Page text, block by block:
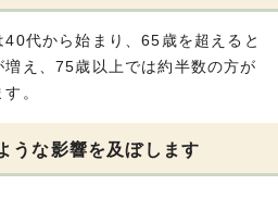
代から始まり、65歳を超えると
え、75歳以上では約半数の方が
。
うな影響を及ぼします